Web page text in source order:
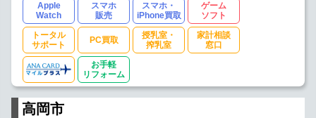
Apple
Watch
スマホ
販売
スマホ・
iPhone買取
ゲーム
ソフト
トータル
サポート
PC買取
授乳室・
搾乳室
家計相談
窓口
お手軽
リフォーム
高岡市